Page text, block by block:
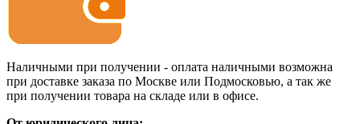
Наличными при получении - оплата наличными возможна
при доставке заказа по Москве или Подмосковью, а так же
при получении товара на складе или в офисе.